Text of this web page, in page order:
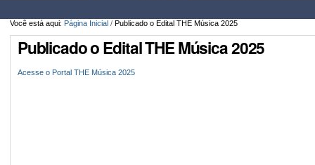
Você está aqui: Página Inicial / Publicado o Edital THE Música 2025
Publicado o Edital THE Música 2025
Acesse o Portal THE Música 2025